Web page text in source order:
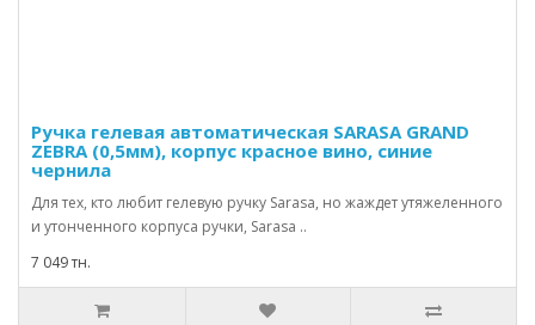
Ручка гелевая автоматическая SARASA GRAND
ZEBRA (0,5мм), корпус красное вино, синие
чернила
Для тех, кто любит гелевую ручку Sarasa, но жаждет утяжеленного
и утонченного корпуса ручки, Sarasa ..
7 049 тн.